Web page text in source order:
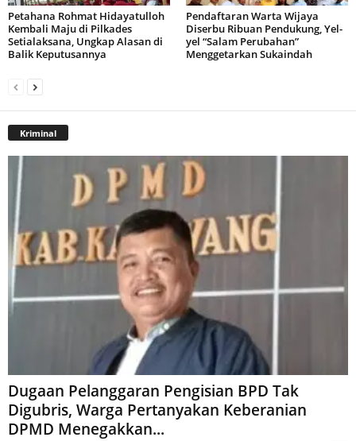
Petahana Rohmat Hidayatulloh
Kembali Maju di Pilkades
Setialaksana, Ungkap Alasan di
Balik Keputusannya
Pendaftaran Warta Wijaya
Diserbu Ribuan Pendukung, Yel-
yel “Salam Perubahan”
Menggetarkan Sukaindah
Kriminal
Dugaan Pelanggaran Pengisian BPD Tak
Digubris, Warga Pertanyakan Keberanian
DPMD Menegakkan...